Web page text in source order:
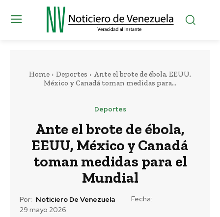
Home Deportes
Ante el brote de ébola, EEUU,
México y Canadá toman medidas para...
Deportes
Ante el brote de ébola,
EEUU, México y Canadá
toman medidas para el
Mundial
Por: Noticiero De Venezuela
Fecha:
29 mayo 2026